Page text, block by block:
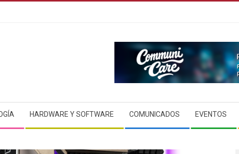
HARDWARE Y SOFTWARE COMUNICADOS EVENTOS